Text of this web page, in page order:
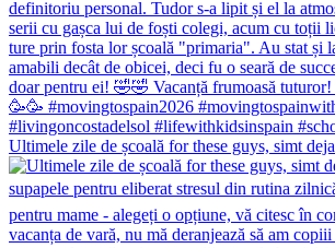
Ultimele zile de școală for these guys, simt deja